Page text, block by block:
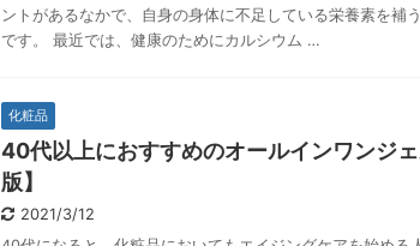
ントがあるなかで、自身の身体に不足している栄養素を補
です。 最近では、健康のためにカルシウム …
化粧品
40代以上におすすめのオールインワンジ
版】
2021/3/12